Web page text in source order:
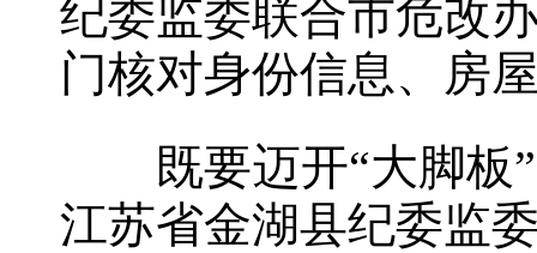
纪委监委联合市危改
门核对身份信息、房
既要迈开“大脚板”
江苏省金湖县纪委监